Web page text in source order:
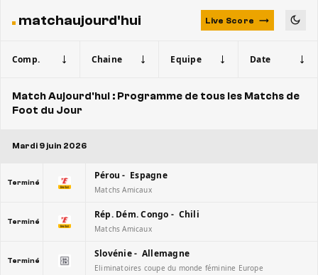
matchaujourd'hui Live Score
Comp. Chaine Equipe Date
Match Aujourd'hui : Programme de tous les Matchs de
Foot du Jour
Mardi 9 juin 2026
Terminé
Pérou - Espagne
Matchs Amicaux
Terminé
Rép. Dém. Congo - Chili
Matchs Amicaux
Terminé
Slovénie - Allemagne
Eliminatoires coupe du monde féminine Europe